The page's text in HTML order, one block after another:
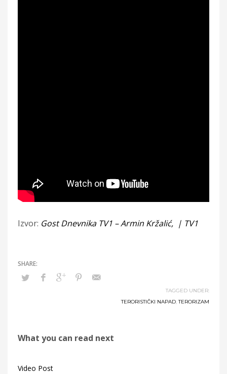
Izvor: Gost Dnevnika TV1 – Armin Kržalić, | TV1
TAGGED UNDER:
TERORISTIČKI NAPAD,TERORIZAM
What you can read next
Video Post